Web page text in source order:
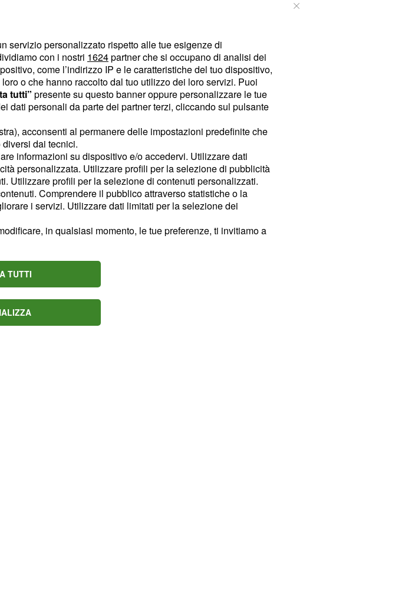
servizio personalizzato rispetto alle tue esigenze di
con i nostri 1624partner che si occupano di analisi dei
come l’indirizzo IP e le caratteristiche del tuo dispositivo,
o che hanno raccolto dal tuo utilizzo dei loro servizi. Puoi
tutti” presente su questo banner oppure personalizzare le tue
dati personali da parte dei partner terzi, cliccando sul pulsante
acconsenti al permanere delle impostazioni predefinite che
dai tecnici.
informazioni su dispositivo e/o accedervi. Utilizzare dati
personalizzata. Utilizzare profili per la selezione di pubblicità
Utilizzare profili per la selezione di contenuti personalizzati.
Comprendere il pubblico attraverso statistiche o la
i servizi. Utilizzare dati limitati per la selezione dei
in qualsiasi momento, le tue preferenze, ti invitiamo a
TUTTI